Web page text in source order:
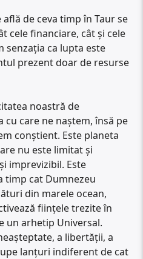
de ceva timp în Taur se
cele financiare, cât și cele
senzația ca lupta este
prezent doar de resurse
noastră de
care ne naștem, însă pe
conștient. Este planeta
nu este limitat și
imprevizibil. Este
timp cat Dumnezeu
din marele ocean,
ființele trezite în
un arhetip Universal.
a libertății, a
lanțuri indiferent de cat